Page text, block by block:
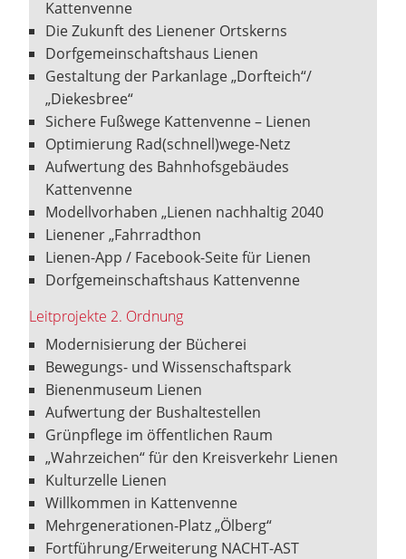
Kattenvenne
Die Zukunft des Lienener Ortskerns
Dorfgemeinschaftshaus Lienen
Gestaltung der Parkanlage „Dorfteich“/
„Diekesbree“
Sichere Fußwege Kattenvenne – Lienen
Optimierung Rad(schnell)wege-Netz
Aufwertung des Bahnhofsgebäudes
Kattenvenne
Modellvorhaben „Lienen nachhaltig 2040
Lienener „Fahrradthon
Lienen-App / Facebook-Seite für Lienen
Dorfgemeinschaftshaus Kattenvenne
Leitprojekte 2. Ordnung
Modernisierung der Bücherei
Bewegungs- und Wissenschaftspark
Bienenmuseum Lienen
Aufwertung der Bushaltestellen
Grünpflege im öffentlichen Raum
„Wahrzeichen“ für den Kreisverkehr Lienen
Kulturzelle Lienen
Willkommen in Kattenvenne
Mehrgenerationen-Platz „Ölberg“
Fortführung/Erweiterung NACHT-AST